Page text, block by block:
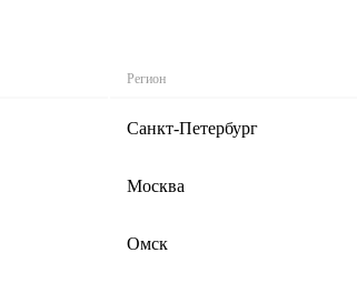
Регион
Санкт-Петербург
Москва
Омск